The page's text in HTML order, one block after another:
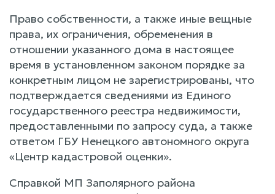
Право собственности, а также иные вещные
права, их ограничения, обременения в
отношении указанного дома в настоящее
время в установленном законом порядке за
конкретным лицом не зарегистрированы, что
подтверждается сведениями из Единого
государственного реестра недвижимости,
предоставленными по запросу суда, а также
ответом ГБУ Ненецкого автономного округа
«Центр кадастровой оценки».
Справкой МП Заполярного района